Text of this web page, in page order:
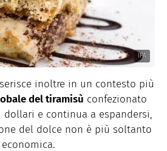
IPA
inoltre in un contesto più
del tiramisù confezionato
e continua a espandersi,
del dolce non è più soltanto